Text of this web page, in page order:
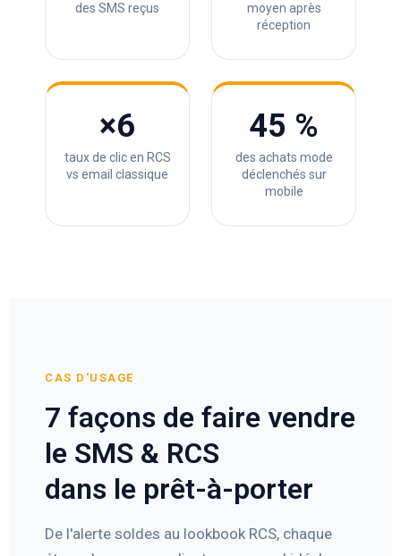
des SMS reçus
moyen après
réception
×6
taux de clic en RCS
vs email classique
45 %
des achats mode
déclenchés sur
mobile
CAS D'USAGE
7 façons de faire vendre
le SMS & RCS
dans le prêt-à-porter
De l'alerte soldes au lookbook RCS, chaque